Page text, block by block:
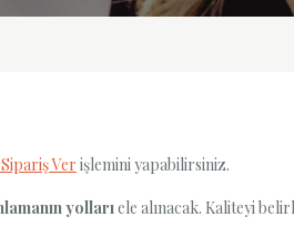
Ver işlemini yapabilirsiniz.
yollarıele alınacak. Kaliteyi